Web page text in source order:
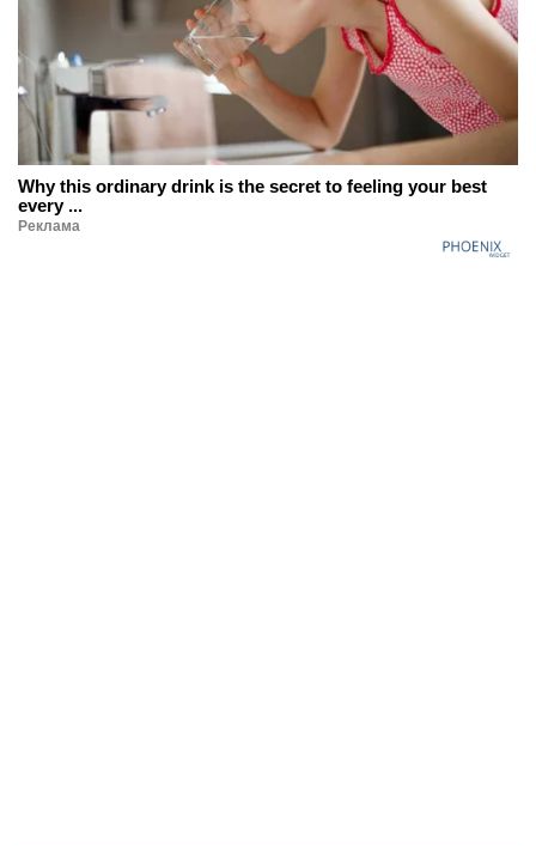
Why this ordinary drink is the secret to feeling your best
every ...
Реклама